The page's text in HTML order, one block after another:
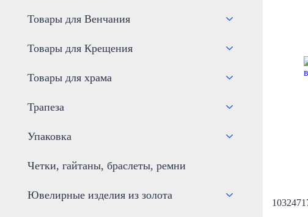
Товары для Венчания
Товары для Крещения
Товары для храма
Трапеза
Упаковка
Четки, гайтаны, браслеты, ремни
Ювелирные изделия из золота